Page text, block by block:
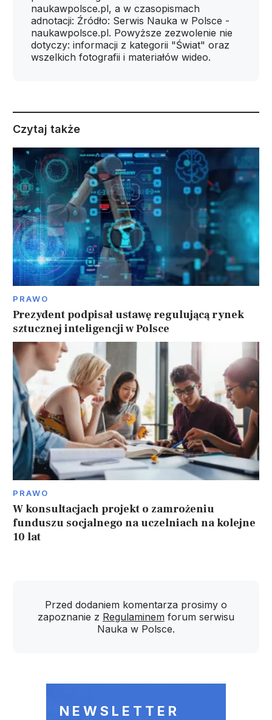
naukawpolsce.pl, a w czasopismach
adnotacji: Źródło: Serwis Nauka w Polsce -
naukawpolsce.pl. Powyższe zezwolenie nie
dotyczy: informacji z kategorii "Świat" oraz
wszelkich fotografii i materiałów wideo.
Czytaj także
PRAWO
Prezydent podpisał ustawę regulującą rynek
sztucznej inteligencji w Polsce
PRAWO
W konsultacjach projekt o zamrożeniu
funduszu socjalnego na uczelniach na kolejne
10 lat
Przed dodaniem komentarza prosimy o
zapoznanie z Regulaminem forum serwisu
Nauka w Polsce.
NEWSLETTER